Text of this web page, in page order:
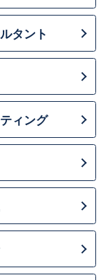
タント
ィング